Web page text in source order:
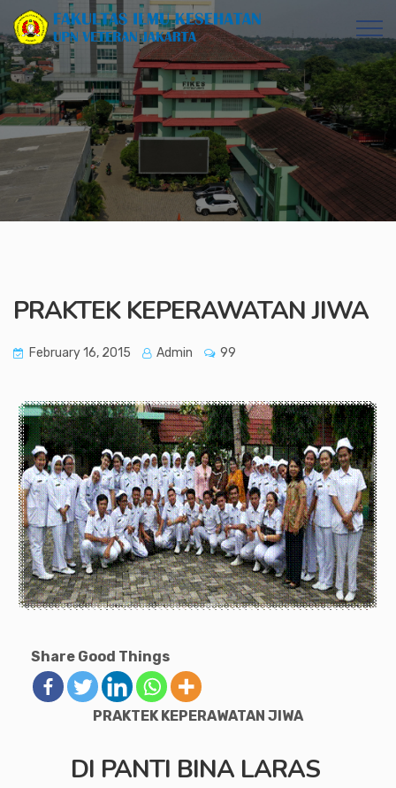
PRAKTEK KEPERAWATAN JIWA
February 16, 2015 Admin 99
Share Good Things
PRAKTEK KEPERAWATAN JIWA
DI PANTI BINA LARAS